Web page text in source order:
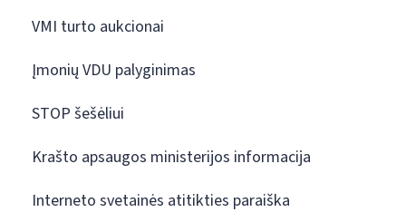
VMI turto aukcionai
Įmonių VDU palyginimas
STOP šešėliui
Krašto apsaugos ministerijos informacija
Interneto svetainės atitikties paraiška